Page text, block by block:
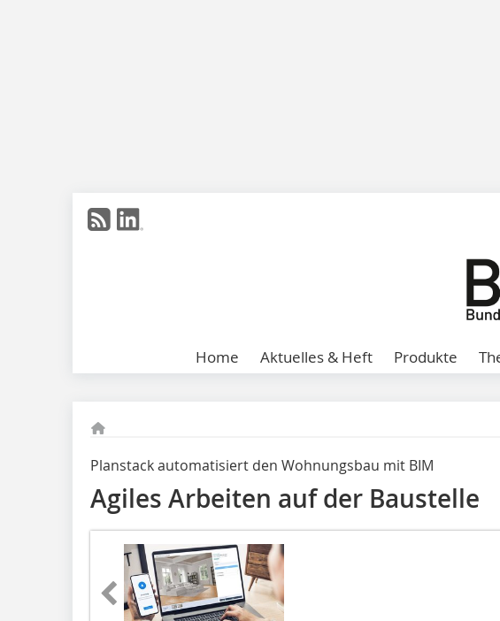
Home Aktuelles & Heft Produkte
Planstack automatisiert den Wohnungsbau mit BIM
Agiles Arbeiten auf der Baustelle